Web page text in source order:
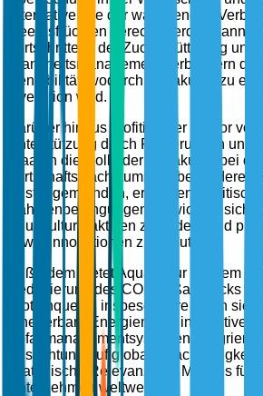
Alternative, die der wachsenden
Meeresfrüchten gerecht werden kann.
Fortschritte in der Zucht, Fütterung und
Krankheitsmanagement verbessern die
Rentabilität, wodurch Aquakultur zu
Investition wird.
Darüber hinaus profitiert der Sektor
Unterstützung durch Regierungen und
Staaten die Rolle der Aquakultur bei
Wirtschaftswachstums, insbesondere
Küstengemeinden, erkennen. Politische
Rahmenbedingungen entwickeln sich
Aquakulturpraktiken zu fördern und
sowie Innovationen zu ermutigen.
Außerdem bietet Aquakultur mit dem
Reduzierung des CO2-Fußabdrucks
Proteinquelle, insbesondere wenn sie
erneuerbare Energien und innovativen
Abfallmanagementsystemen integriert
Ausrichtung auf globale
strategische Relevanz des Marktes für
Unternehmen weltweit.